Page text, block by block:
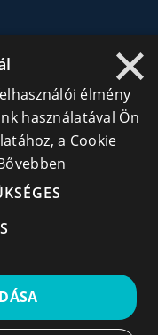
maradj a
feliratkozás
×
élmény
használatával Ön
a Cookie